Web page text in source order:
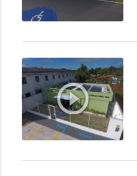
play_circle_outline